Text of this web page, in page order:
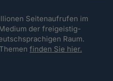
Seitenaufrufen im
der freigeistig-
Raum.
finden Sie hier.